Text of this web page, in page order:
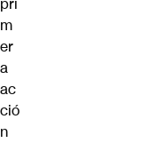
pri
m
er
a
ac
ció
n